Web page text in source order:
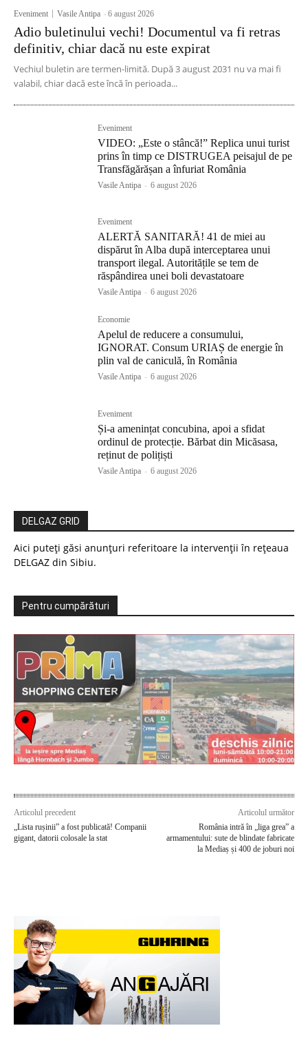
Eveniment Vasile Antipa -6 august 2026
Adio buletinului vechi! Documentul va fi retras
definitiv, chiar dacă nu este expirat
Vechiul buletin are termen-limită. După 3 august 2031 nu va mai fi
valabil, chiar dacă este încă în perioada...
Eveniment
VIDEO: „Este o stâncă!” Replica unui turist
prins în timp ce DISTRUGEA peisajul de pe
Transfăgărășan a înfuriat România
Vasile Antipa - 6 august 2026
Eveniment
ALERTĂ SANITARĂ! 41 de miei au
dispărut în Alba după interceptarea unui
transport ilegal. Autoritățile se tem de
răspândirea unei boli devastatoare
Vasile Antipa - 6 august 2026
Economie
Apelul de reducere a consumului,
IGNORAT. Consum URIAȘ de energie în
plin val de caniculă, în România
Vasile Antipa - 6 august 2026
Eveniment
Și-a amenințat concubina, apoi a sfidat
ordinul de protecție. Bărbat din Micăsasa,
reținut de polițiști
Vasile Antipa - 6 august 2026
DELGAZ GRID
Aici puteți găsi anunțuri referitoare la intervenții în rețeaua
DELGAZ din Sibiu.
Pentru cumpărături
Articolul precedent
„Lista rușinii” a fost publicată! Companii
gigant, datorii colosale la stat
Articolul următor
România intră în „liga grea” a
armamentului: sute de blindate fabricate
la Mediaș și 400 de joburi noi